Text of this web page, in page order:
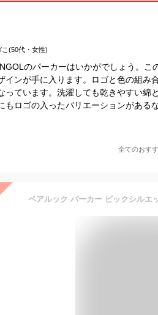
こ(50代・女性)
のパーカーはいかがでしょう。
インが手に入ります。ロゴと色の組み
っています。洗濯しても乾きやすい綿
もロゴの入ったバリエーションがある
全てのおす